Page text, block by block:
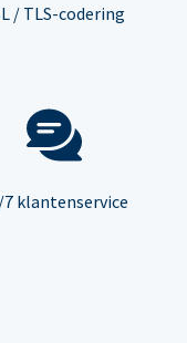
/ TLS-codering
7 klantenservice